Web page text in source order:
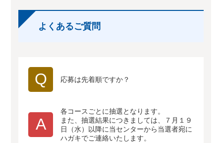
よくあるご質問
Q 応募は先着順ですか？
A
各コースごとに抽選となります。
また、抽選結果につきましては、７月１９
日（水）以降に当センターから当選者宛に
ハガキでご連絡いたします。